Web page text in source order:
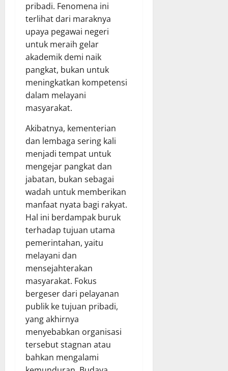
pribadi. Fenomena ini
terlihat dari maraknya
upaya pegawai negeri
untuk meraih gelar
akademik demi naik
pangkat, bukan untuk
meningkatkan kompetensi
dalam melayani
masyarakat.
Akibatnya, kementerian
dan lembaga sering kali
menjadi tempat untuk
mengejar pangkat dan
jabatan, bukan sebagai
wadah untuk memberikan
manfaat nyata bagi rakyat.
Hal ini berdampak buruk
terhadap tujuan utama
pemerintahan, yaitu
melayani dan
mensejahterakan
masyarakat. Fokus
bergeser dari pelayanan
publik ke tujuan pribadi,
yang akhirnya
menyebabkan organisasi
tersebut stagnan atau
bahkan mengalami